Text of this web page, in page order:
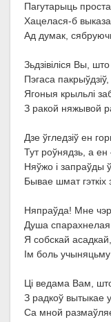
Пагутарыць
Хацелася-б
Ад думак,
Зьдзівіліся Вы,
Пэгаса
Ягоныя крыльлі
З ракой няжывой
Дзе ўгледзіў ен
Тут роўнядзь, а
Няўжо і запраўды
Бывае шмат гэткіх
Няпраўда! Мне
Душа спарахнелая
Я собскай
Ім боль
Ці ведама Вам,
З радкоў вытыкае
Са мной